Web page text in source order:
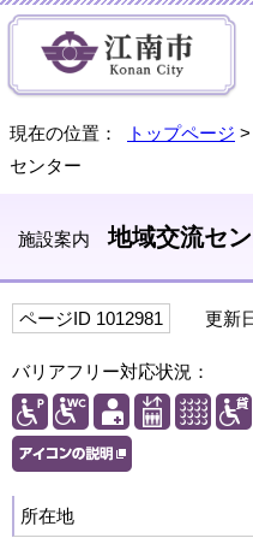
現在の位置： トップページ >
センター
施設案内地域交流セ
ページID 1012981 更新
バリアフリー対応状況：
所在地